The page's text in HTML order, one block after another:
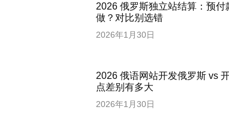
2026 俄罗斯独立站结算：预
做？对比别选错
2026年1月30日
2026 俄语网站开发俄罗斯 vs
点差别有多大
2026年1月30日